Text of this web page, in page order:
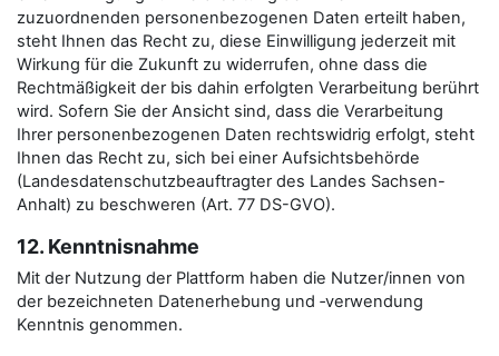
zuzuordnenden personenbezogenen Daten erteilt haben,
steht Ihnen das Recht zu, diese Einwilligung jederzeit mit
Wirkung für die Zukunft zu widerrufen, ohne dass die
Rechtmäßigkeit der bis dahin erfolgten Verarbeitung berührt
wird. Sofern Sie der Ansicht sind, dass die Verarbeitung
Ihrer personenbezogenen Daten rechtswidrig erfolgt, steht
Ihnen das Recht zu, sich bei einer Aufsichtsbehörde
(Landesdatenschutzbeauftragter des Landes Sachsen-
Anhalt) zu beschweren (Art. 77 DS-GVO).
12. Kenntnisnahme
Mit der Nutzung der Plattform haben die Nutzer/innen von
der bezeichneten Datenerhebung und ‑verwendung
Kenntnis genommen.